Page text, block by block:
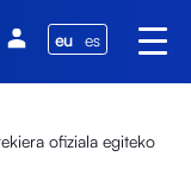
eu es
ofiziala egiteko